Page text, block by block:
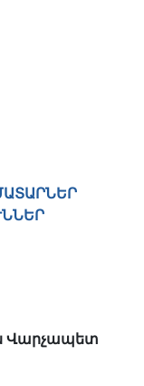
Վարչապետ